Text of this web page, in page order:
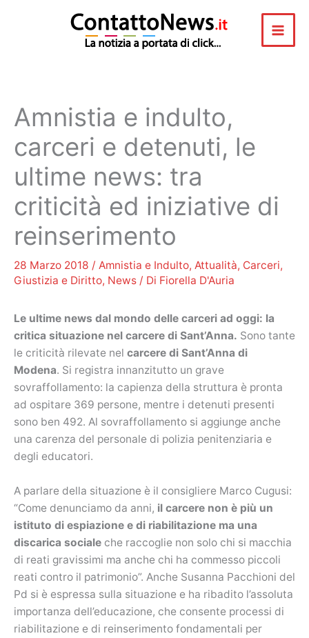
Amnistia e indulto,
carceri e detenuti, le
ultime news: tra
criticità ed iniziative di
reinserimento
28 Marzo 2018 / Amnistia e Indulto, Attualità, Carceri,
Giustizia e Diritto, News / Di Fiorella D'Auria
Le ultime news dal mondo delle carceri ad oggi: la
critica situazione nel carcere di Sant’Anna. Sono tante
le criticità rilevate nel carcere di Sant’Anna di
Modena. Si registra innanzitutto un grave
sovraffollamento: la capienza della struttura è pronta
ad ospitare 369 persone, mentre i detenuti presenti
sono ben 492. Al sovraffollamento si aggiunge anche
una carenza del personale di polizia penitenziaria e
degli educatori.
A parlare della situazione è il consigliere Marco Cugusi:
“Come denunciamo da anni, il carcere non è più un
istituto di espiazione e di riabilitazione ma una
discarica sociale che raccoglie non solo chi si macchia
di reati gravissimi ma anche chi ha commesso piccoli
reati contro il patrimonio”. Anche Susanna Pacchioni del
Pd si è espressa sulla situazione e ha ribadito l’assoluta
importanza dell’educazione, che consente processi di
riabilitazione e di reinserimento fondamentali per